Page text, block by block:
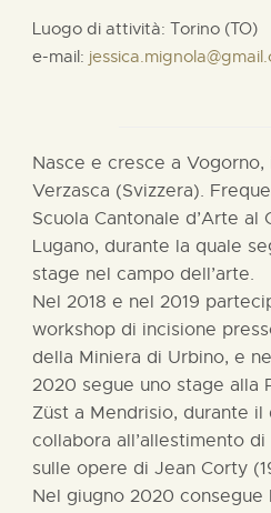
Luogo di attività: Torino (TO)
e-mail:
Nasce e cresce a Vogorno,
Verzasca (Svizzera).
Scuola Cantonale d’Arte al
Lugano, durante la quale
stage nel campo dell’arte.
Nel 2018 e nel 2019
workshop di incisione
della Miniera di Urbino, e
2020 segue uno stage alla
Züst a Mendrisio, durante il
collabora all’allestimento di
sulle opere di Jean Corty
Nel giugno 2020 consegue